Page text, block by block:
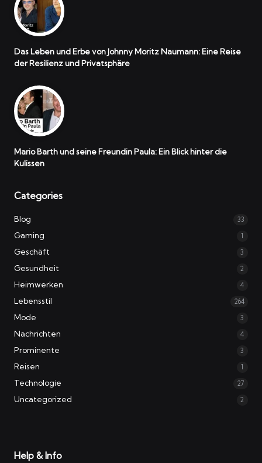
Das Leben und Erbe von Johnny Moritz Naumann: Eine Reise
der Resilienz und Privatsphäre
Mario Barth und seine Freundin Paula: Ein Blick hinter die
Kulissen
Categories
Blog 33
Gaming 1
Geschäft 3
Gesundheit 2
Heimwerken 4
Lebensstil 264
Mode 3
Nachrichten 4
Prominente 3
Reisen 1
Technologie 27
Uncategorized 2
Help & Info